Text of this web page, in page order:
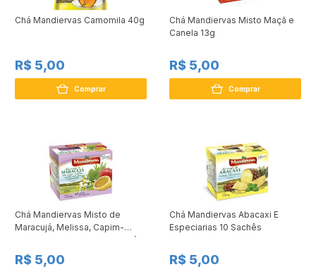
Chá Mandiervas Camomila 40g
R$ 5,00
Comprar
Chá Mandiervas Misto Maçã e
Canela 13g
R$ 5,00
Comprar
Chá Mandiervas Misto de
Maracujá, Melissa, Capim-
Cidreira e Camomila 10 Sachês
R$ 5,00
Chá Mandiervas Abacaxi E
Especiarias 10 Sachês
R$ 5,00